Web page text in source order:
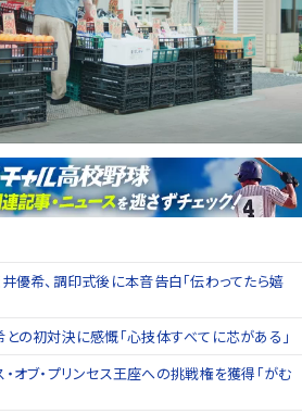
井優希、調印式後に本音告白「伝わってたら嬉
との初対決に感慨「心技体すべてに芯がある」
オブ・プリンセス王座への挑戦権を獲得「がむ